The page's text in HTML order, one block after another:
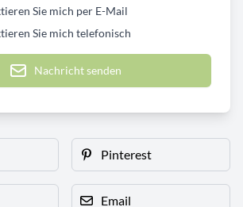
Sie mich per E-Mail
Sie mich telefonisch
Nachricht senden
Pinterest
Email